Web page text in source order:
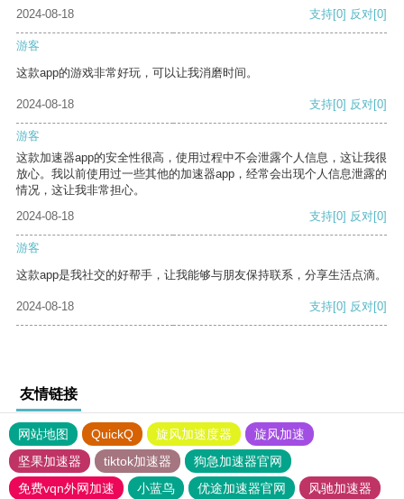
2024-08-18
支持[0] 反对[0]
游客
这款app的游戏非常好玩，可以让我消磨时间。
2024-08-18 支持[0] 反对[0]
游客
这款加速器app的安全性很高，使用过程中不会泄露个人信息，这让我很
放心。我以前使用过一些其他的加速器app，经常会出现个人信息泄露的
情况，这让我非常担心。
2024-08-18
支持[0] 反对[0]
游客
这款app是我社交的好帮手，让我能够与朋友保持联系，分享生活点滴。
2024-08-18 支持[0] 反对[0]
友情链接
网站地图 QuickQ 旋风加速度器
旋风加速
坚果加速器
tiktok加速器
狗急加速器官网
免费vqn外网加速
小蓝鸟 优途加速器官网
风驰加速器